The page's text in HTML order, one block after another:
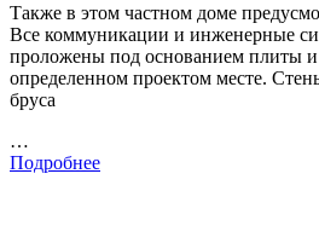
Также в этом частном доме
Все коммуникации и инженерные
проложены под основанием плиты
определенном проектом месте.
бруса
…
Подробнее